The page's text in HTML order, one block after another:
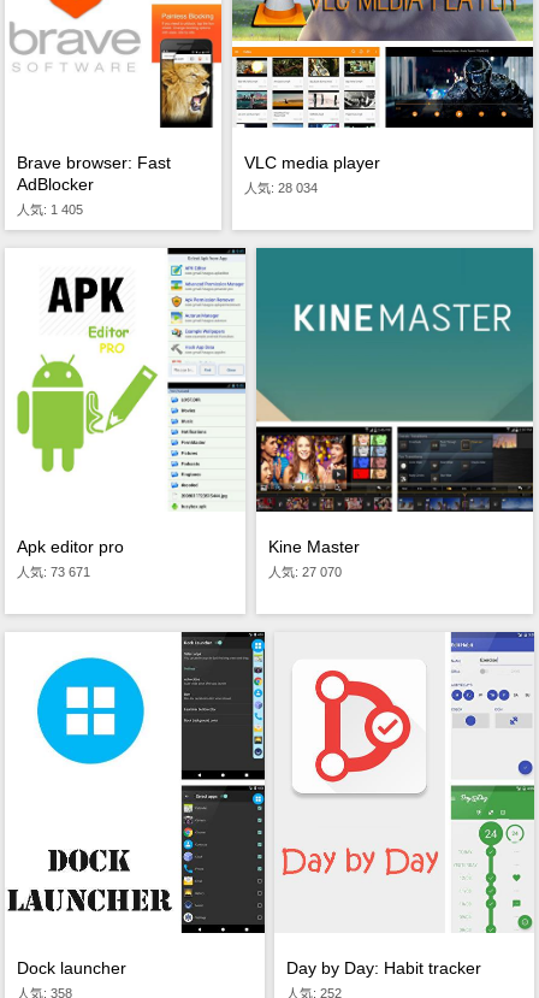
Brave browser: Fast
AdBlocker
人気: 1 405
VLC media player
人気: 28 034
Apk editor pro
人気: 73 671
Kine Master
人気: 27 070
Dock launcher
人気: 358
Day by Day: Habit tracker
人気: 252